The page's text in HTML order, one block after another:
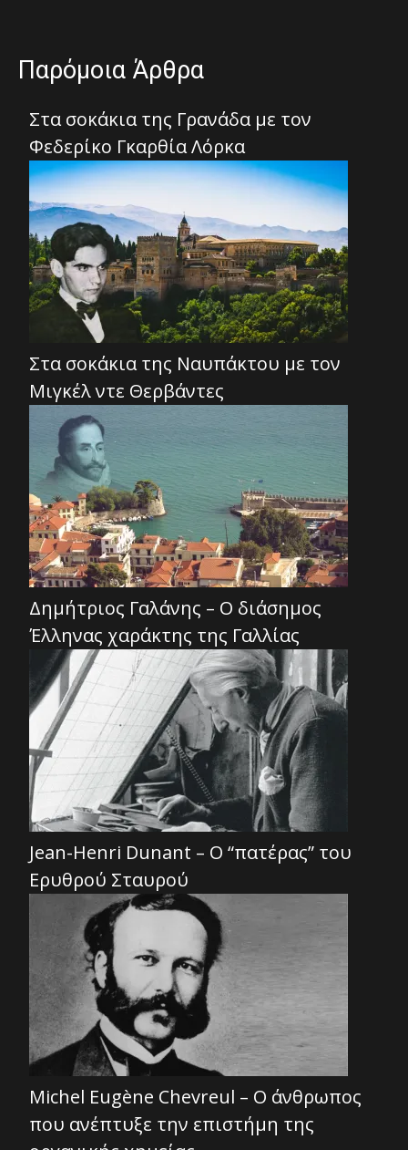
Παρόμοια Άρθρα
Στα σοκάκια της Γρανάδα με τον
Φεδερίκο Γκαρθία Λόρκα
Στα σοκάκια της Ναυπάκτου με τον
Μιγκέλ ντε Θερβάντες
Δημήτριος Γαλάνης – Ο διάσημος
Έλληνας χαράκτης της Γαλλίας
Jean-Henri Dunant – Ο “πατέρας” του
Ερυθρού Σταυρού
Michel Eugène Chevreul – Ο άνθρωπος
που ανέπτυξε την επιστήμη της